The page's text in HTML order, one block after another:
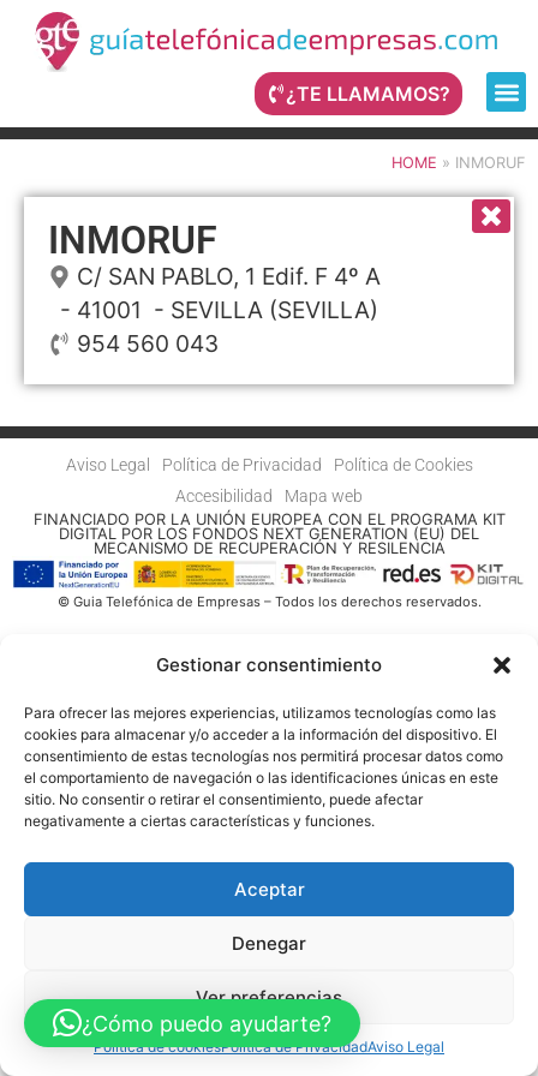
Gestionar consentimiento
Para ofrecer las mejores experiencias, utilizamos tecnologías como las
cookies para almacenar y/o acceder a la información del dispositivo. El
consentimiento de estas tecnologías nos permitirá procesar datos como
el comportamiento de navegación o las identificaciones únicas en este
sitio. No consentir o retirar el consentimiento, puede afectar
negativamente a ciertas características y funciones.
Aceptar
Denegar
Ver preferencias
Política de cookiesPolítica de PrivacidadAviso Legal
¿TE LLAMAMOS?
HOME » INMORUF
INMORUF
C/ SAN PABLO, 1 Edif. F 4º A
- 41001 - SEVILLA (SEVILLA)
954 560 043
Aviso Legal Política de Privacidad
Política de Cookies
Accesibilidad
Mapa web
FINANCIADO POR LA UNIÓN EUROPEA CON EL PROGRAMA KIT
DIGITAL POR LOS FONDOS NEXT GENERATION (EU) DEL
MECANISMO DE RECUPERACIÓN Y RESILENCIA
© Guia Telefónica de Empresas – Todos los derechos reservados.
¿Cómo puedo ayudarte?